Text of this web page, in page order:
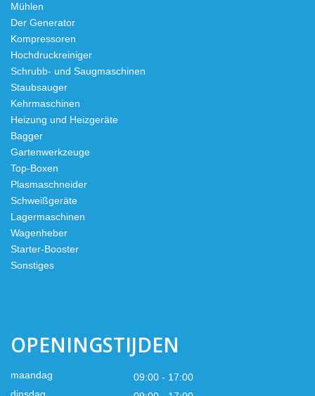
Mühlen
Der Generator
Kompressoren
Hochdruckreiniger
Schrubb- und Saugmaschinen
Staubsauger
Kehrmaschinen
Heizung und Heizgeräte
Bagger
Gartenwerkzeuge
Top-Boxen
Plasmaschneider
Schweißgeräte
Lagermaschinen
Wagenheber
Starter-Booster
Sonstiges
OPENINGSTIJDEN
maandag
09:00 - 17:00